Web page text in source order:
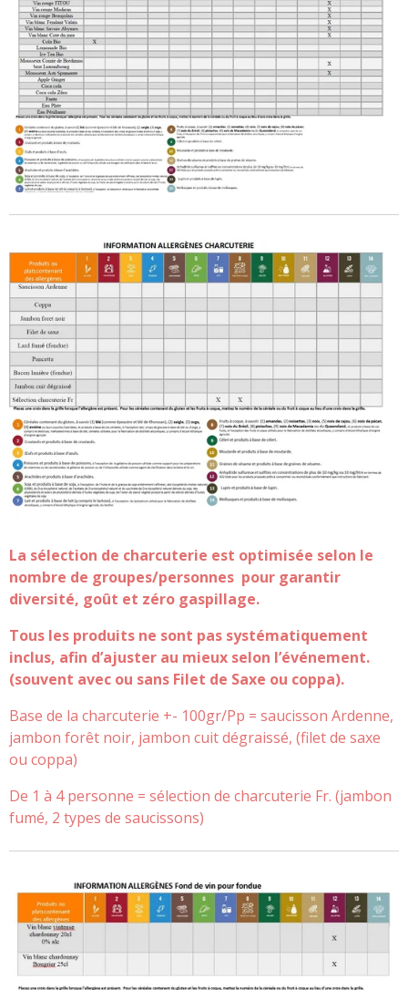
La sélection de charcuterie est optimisée selon le
nombre de groupes/personnes pour garantir
diversité, goût et zéro gaspillage.
Tous les produits ne sont pas systématiquement
inclus, afin d’ajuster au mieux selon l’événement.
(souvent avec ou sans Filet de Saxe ou coppa).
Base de la charcuterie +- 100gr/Pp = saucisson Ardenne,
jambon forêt noir, jambon cuit dégraissé, (filet de saxe
ou coppa)
De 1 à 4 personne = sélection de charcuterie Fr. (jambon
fumé, 2 types de saucissons)